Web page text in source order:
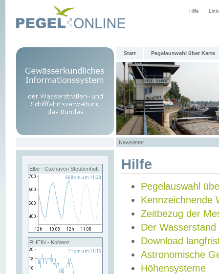
Hilfe
Start Pegelauswahl über Karte
Newsletter
Elbe - Cuxhaven Steubenhöft
RHEIN - Koblenz
Hilfe
Pegelauswahl
Kennzeichnende
Zeitbezug der
Der Wasserstand
Download
Astronomische
Höhensysteme